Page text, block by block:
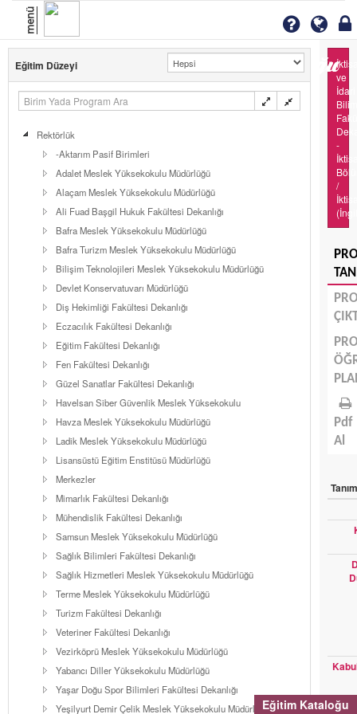
Eğitim Kataloğu
menü
Eğitim Düzeyi
Rektörlük
-Aktarım Pasif Birimleri
Adalet Meslek Yüksekokulu Müdürlüğü
Alaçam Meslek Yüksekokulu Müdürlüğü
Ali Fuad Başgil Hukuk Fakültesi Dekanlığı
Bafra Meslek Yüksekokulu Müdürlüğü
Bafra Turizm Meslek Yüksekokulu Müdürlüğü
Bilişim Teknolojileri Meslek Yüksekokulu Müdürlüğü
Devlet Konservatuvarı Müdürlüğü
Diş Hekimliği Fakültesi Dekanlığı
Eczacılık Fakültesi Dekanlığı
Eğitim Fakültesi Dekanlığı
Fen Fakültesi Dekanlığı
Güzel Sanatlar Fakültesi Dekanlığı
Havelsan Siber Güvenlik Meslek Yüksekokulu
Havza Meslek Yüksekokulu Müdürlüğü
Ladik Meslek Yüksekokulu Müdürlüğü
Lisansüstü Eğitim Enstitüsü Müdürlüğü
Merkezler
Mimarlık Fakültesi Dekanlığı
Mühendislik Fakültesi Dekanlığı
Samsun Meslek Yüksekokulu Müdürlüğü
Sağlık Bilimleri Fakültesi Dekanlığı
Sağlık Hizmetleri Meslek Yüksekokulu Müdürlüğü
Terme Meslek Yüksekokulu Müdürlüğü
Turizm Fakültesi Dekanlığı
Veteriner Fakültesi Dekanlığı
Vezirköprü Meslek Yüksekokulu Müdürlüğü
Yabancı Diller Yüksekokulu Müdürlüğü
Yaşar Doğu Spor Bilimleri Fakültesi Dekanlığı
Yeşilyurt Demir Çelik Meslek Yüksekokulu Müdürlüğü
ve
İdari
-
/
Pdf
Al
Tanım